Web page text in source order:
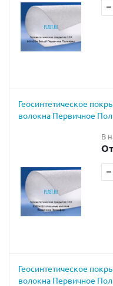
Геосинтетическое
волокна Первичное
В
Геосинтетическое
волокна Первичное